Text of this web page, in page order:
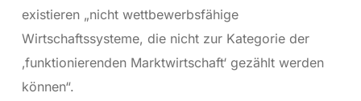
existieren „nicht wettbewerbsfähige
Wirtschaftssysteme, die nicht zur Kategorie der
‚funktionierenden Marktwirtschaft‘ gezählt werden
können“.